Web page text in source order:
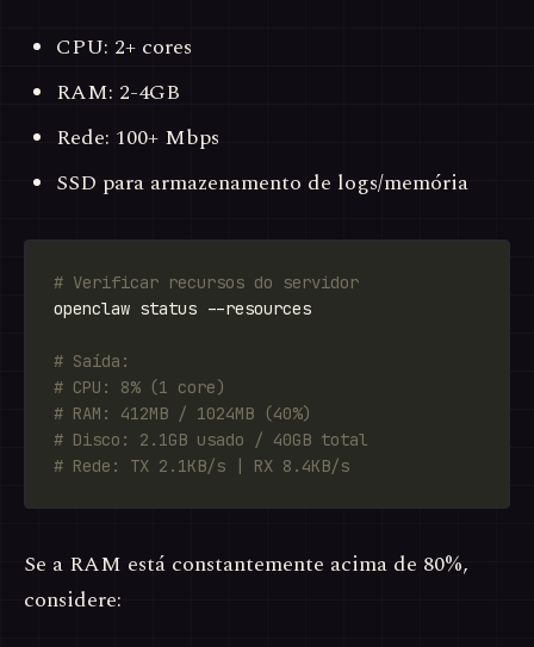
CPU: 2+ cores
RAM: 2-4GB
Rede: 100+ Mbps
SSD para armazenamento de logs/memória
# Verificar recursos do servidor
# Saída:
# CPU: 8% (1 core)
# RAM: 412MB / 1024MB (40%)
# Disco: 2.1GB usado / 40GB total
# Rede: TX 2.1KB/s | RX 8.4KB/s
Se a RAM está constantemente acima de 80%,
considere: